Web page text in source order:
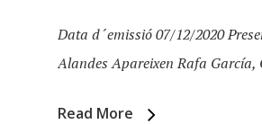
Data d´emissió 07/12/2020
Alandes Apareixen Rafa García,
Read More